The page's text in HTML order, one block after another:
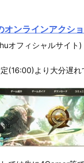
オンラインアク
オフィシャルサイト)
(16:00)より大分遅れ